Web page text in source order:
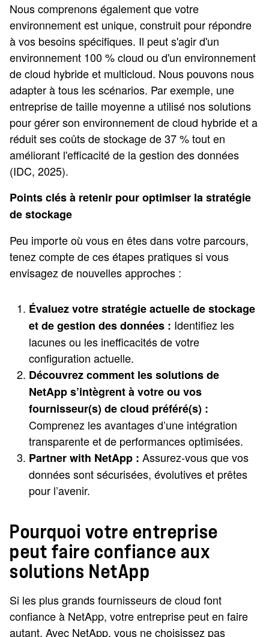
Nous comprenons également que votre
environnement est unique, construit pour répondre
à vos besoins spécifiques. Il peut s'agir d'un
environnement 100 % cloud ou d'un environnement
de cloud hybride et multicloud. Nous pouvons nous
adapter à tous les scénarios. Par exemple, une
entreprise de taille moyenne a utilisé nos solutions
pour gérer son environnement de cloud hybride et a
réduit ses coûts de stockage de 37 % tout en
améliorant l'efficacité de la gestion des données
(IDC, 2025).
Points clés à retenir pour optimiser la stratégie
de stockage
Peu importe où vous en êtes dans votre parcours,
tenez compte de ces étapes pratiques si vous
envisagez de nouvelles approches :
Évaluez votre stratégie actuelle de stockage
et de gestion des données : Identifiez les
lacunes ou les inefficacités de votre
configuration actuelle.
Découvrez comment les solutions de
NetApp s’intègrent à votre ou vos
fournisseur(s) de cloud préféré(s) :
Comprenez les avantages d’une intégration
transparente et de performances optimisées.
Partner with NetApp : Assurez-vous que vos
données sont sécurisées, évolutives et prêtes
pour l’avenir.
Pourquoi votre entreprise
peut faire confiance aux
solutions NetApp
Si les plus grands fournisseurs de cloud font
confiance à NetApp, votre entreprise peut en faire
autant. Avec NetApp, vous ne choisissez pas